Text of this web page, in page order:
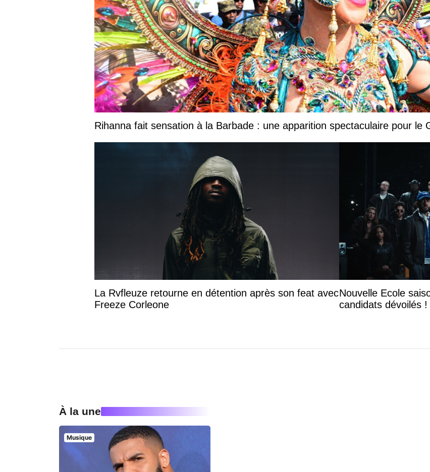
Rihanna fait sensation à la Barbade : une apparition spectaculaire pour le
La Rvfleuze retourne en détention après son feat avec
Freeze Corleone
Nouvelle Ecole
candidats dévoilés !
À la une
Musique